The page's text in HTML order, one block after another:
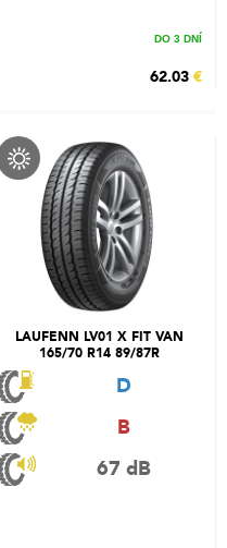
DO 3 DNÍ
62.03 €
LAUFENN LV01 X FIT VAN
165/70 R14 89/87R
D
B
67 dB